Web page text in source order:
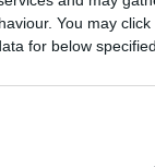
You may
for below